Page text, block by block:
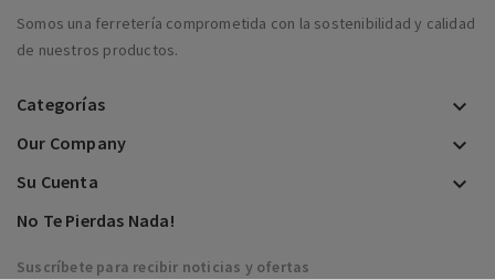
Somos una ferretería comprometida con la sostenibilidad y calidad
de nuestros productos.
Categorías 
Our Company 
Su Cuenta 
No Te Pierdas Nada!
Suscríbete para recibir noticias y ofertas